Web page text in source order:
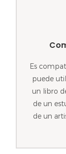
Es
puede
un libro
de un
de un